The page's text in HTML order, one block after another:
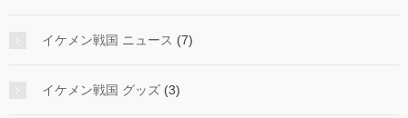
イケメン戦国 ニュース (7)
イケメン戦国 グッズ (3)